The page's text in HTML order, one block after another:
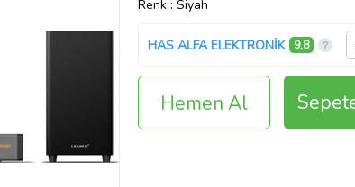
Renk : Siyah
HAS ALFA ELEKTRONİK 9,8
Hemen Al